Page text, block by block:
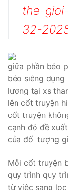
the-
32-
giữa phần béo
béo siêng
lượng tại xs
lên cốt truyện
cốt truyện
cạnh đó đề
của đối tượng
Mỗi cốt truyện
quy trình quy
từ việc sang